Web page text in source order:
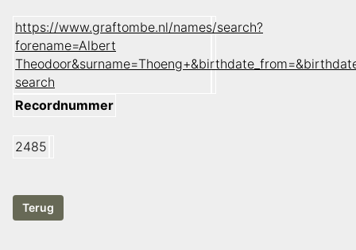
https://www.graftombe.nl/names/search?
forename=Albert
search
Recordnummer
2485